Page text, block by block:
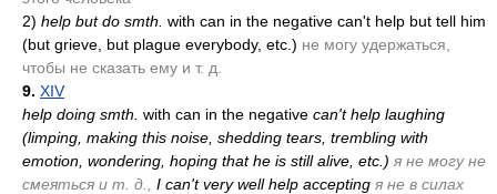
2) help but do smth. with can in the negative can't help but tell him
(but grieve, but plague everybody, etc.) не могу удержаться,
чтобы не сказать ему и т. д.
9. XIV
help doing smth. with can in the negative can't help laughing
(limping, making this noise, shedding tears, trembling with
emotion, wondering, hoping that he is still alive, etc.) я не могу не
смеяться и т. д.,
I can't very well help accepting я не в силах